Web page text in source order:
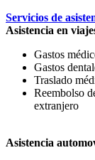
Servicios de
Asistencia en
Gastos
Gastos
Traslado
Reembolso
extranjero
Asistencia